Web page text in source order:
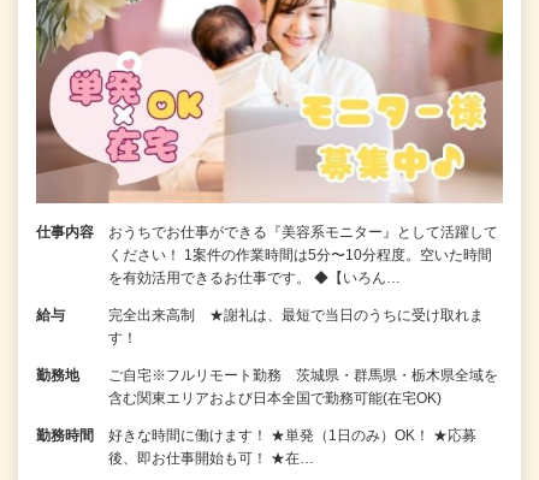
仕事内容
おうちでお仕事ができる『美容系モニター』として活躍して
ください！ 1案件の作業時間は5分〜10分程度。空いた時間
を有効活用できるお仕事です。 ◆【いろん…
給与
完全出来高制 ★謝礼は、最短で当日のうちに受け取れま
す！
勤務地
ご自宅※フルリモート勤務 茨城県・群馬県・栃木県全域を
含む関東エリアおよび日本全国で勤務可能(在宅OK)
勤務時間
好きな時間に働けます！ ★単発（1日のみ）OK！ ★応募
後、即お仕事開始も可！ ★在…